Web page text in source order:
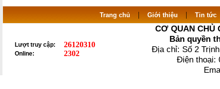
Trang chủ | Giới thiệu | Tin tức
Lượt truy cập: 26120310
Online: 2302
CƠ QUAN CHỦ
Bản quyền
Địa chỉ: Số 2
Điện